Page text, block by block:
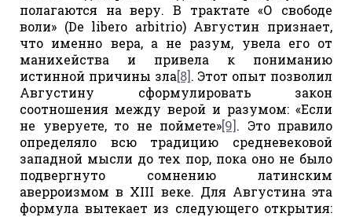
полагаются на веру. В трактате «О свободе
воли» (De libero arbitrio) Августин признает,
что именно вера, а не разум, увела его от
манихейства и привела к пониманию
истинной причины зла[8]. Этот опыт позволил
Августину сформулировать закон
соотношения между верой и разумом: «Если
не уверуете, то не поймете»[9]. Это правило
определяло всю традицию средневековой
западной мысли до тех пор, пока оно не было
подвергнуто сомнению латинским
аверроизмом в XIII веке. Для Августина эта
формула вытекает из следующего открытия: